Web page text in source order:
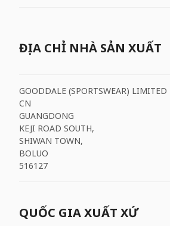
ĐỊA CHỈ NHÀ SẢN XUẤT
GOODDALE (SPORTSWEAR) LIMITED
CN
GUANGDONG
KEJI ROAD SOUTH,
SHIWAN TOWN,
BOLUO
516127
QUỐC GIA XUẤT XỨ